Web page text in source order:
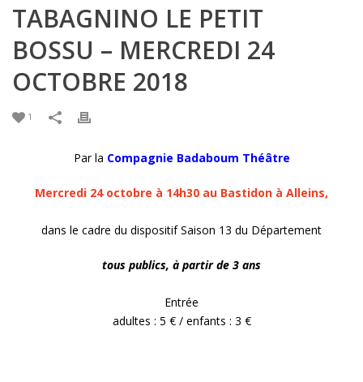
TABAGNINO LE PETIT
BOSSU – MERCREDI 24
OCTOBRE 2018
1
Par la Compagnie Badaboum Théâtre
Mercredi 24 octobre à 14h30 au Bastidon à Alleins,
dans le cadre du dispositif Saison 13 du Département
tous publics, à partir de 3 ans
Entrée
adultes : 5 € / enfants : 3 €